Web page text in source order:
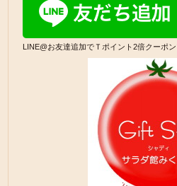
LINE@お友達追加でＴポイント2倍クーポン